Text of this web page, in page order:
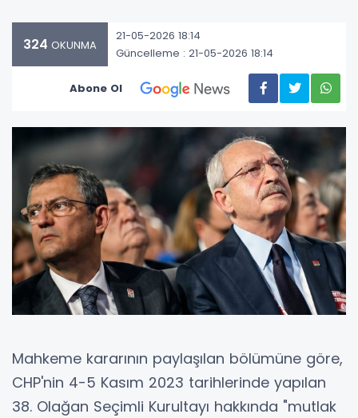
324 OKUNMA
21-05-2026 18:14
Güncelleme : 21-05-2026 18:14
Abone Ol
Mahkeme kararının paylaşılan bölümüne göre,
CHP'nin 4-5 Kasım 2023 tarihlerinde yapılan
38. Olağan Seçimli Kurultayı hakkında "mutlak